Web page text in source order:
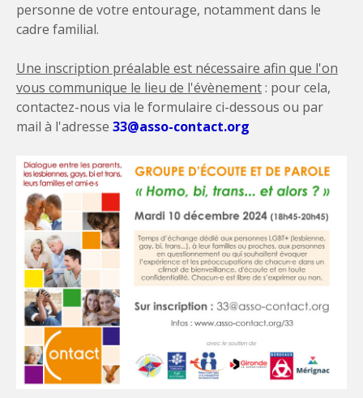
personne de votre entourage, notamment dans le
cadre familial.
Une inscription préalable est nécessaire afin que l'on
vous communique le lieu de l'évènement: pour cela,
contactez-nous via le formulaire ci-dessous ou par
mail à l'adresse 33@asso-contact.org